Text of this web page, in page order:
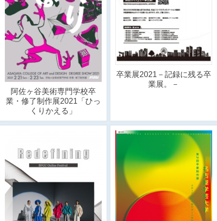
阿佐ヶ谷美術専門学校卒
業・修了制作展2021「ひっ
くりかえる」
卒業展2021－記録に残る卒
業展。－